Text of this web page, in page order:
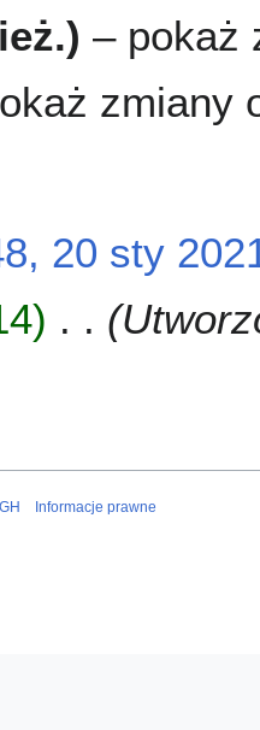
– pokaż
zmiany
20 sty
Informacje prawne